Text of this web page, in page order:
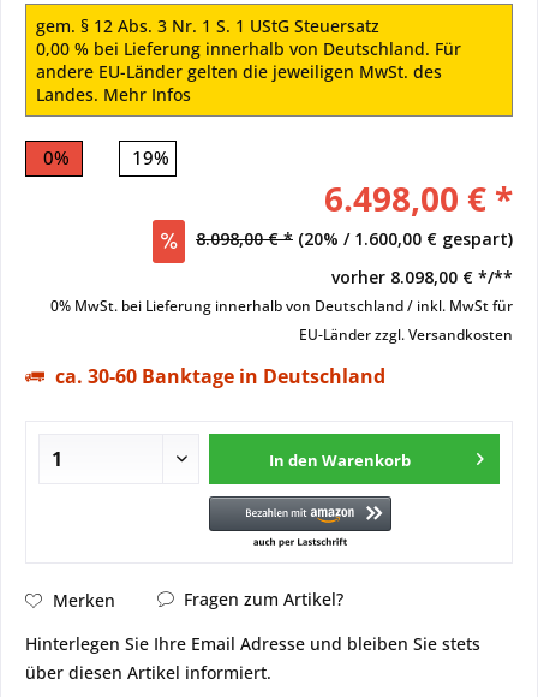
gem. § 12 Abs. 3 Nr. 1 S. 1 UStG Steuersatz
0,00 % bei Lieferung innerhalb von Deutschland. Für
andere EU-Länder gelten die jeweiligen MwSt. des
Landes. Mehr Infos
0% 19%
6.498,00 € *
8.098,00 € * (20% / 1.600,00 € gespart)
vorher 8.098,00 € */**
0% MwSt. bei Lieferung innerhalb von Deutschland / inkl. MwSt für
EU-Länderzzgl. Versandkosten
ca. 30-60 Banktage in Deutschland
In den Warenkorb
Merken
Fragen zum Artikel?
Hinterlegen Sie Ihre Email Adresse und bleiben Sie stets
über diesen Artikel informiert.